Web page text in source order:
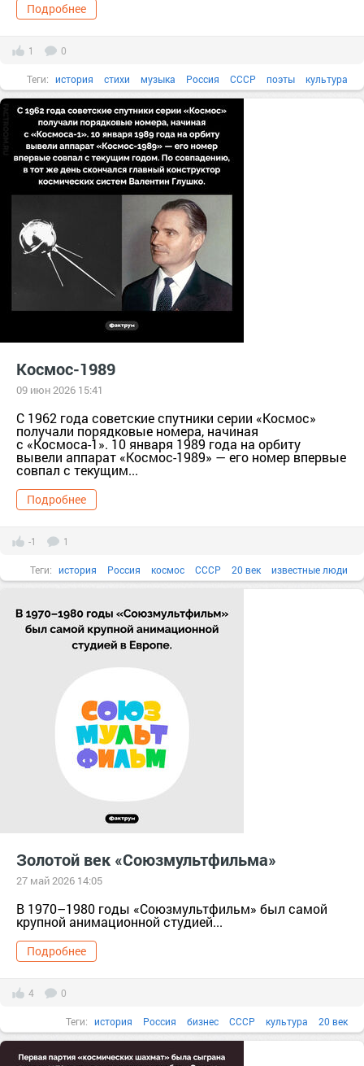
Подробнее
1 0
Теги: история стихи музыка Россия СССР поэты культура
20 век известные люди музыканты
Космос-1989
09 июн 2026 15:41
С 1962 года советские спутники серии «Космос»
получали порядковые номера, начиная
с «Космоса-1». 10 января 1989 года на орбиту
вывели аппарат «Космос-1989» — его номер впервые
совпал с текущим...
Подробнее
-1 1
Теги: история Россия космос СССР 20 век известные люди
Космические аппараты
Золотой век «Союзмультфильма»
27 май 2026 14:05
В 1970–1980 годы «Союзмультфильм» был самой
крупной анимационной студией...
Подробнее
4 0
Теги: история Россия бизнес СССР культура 20 век